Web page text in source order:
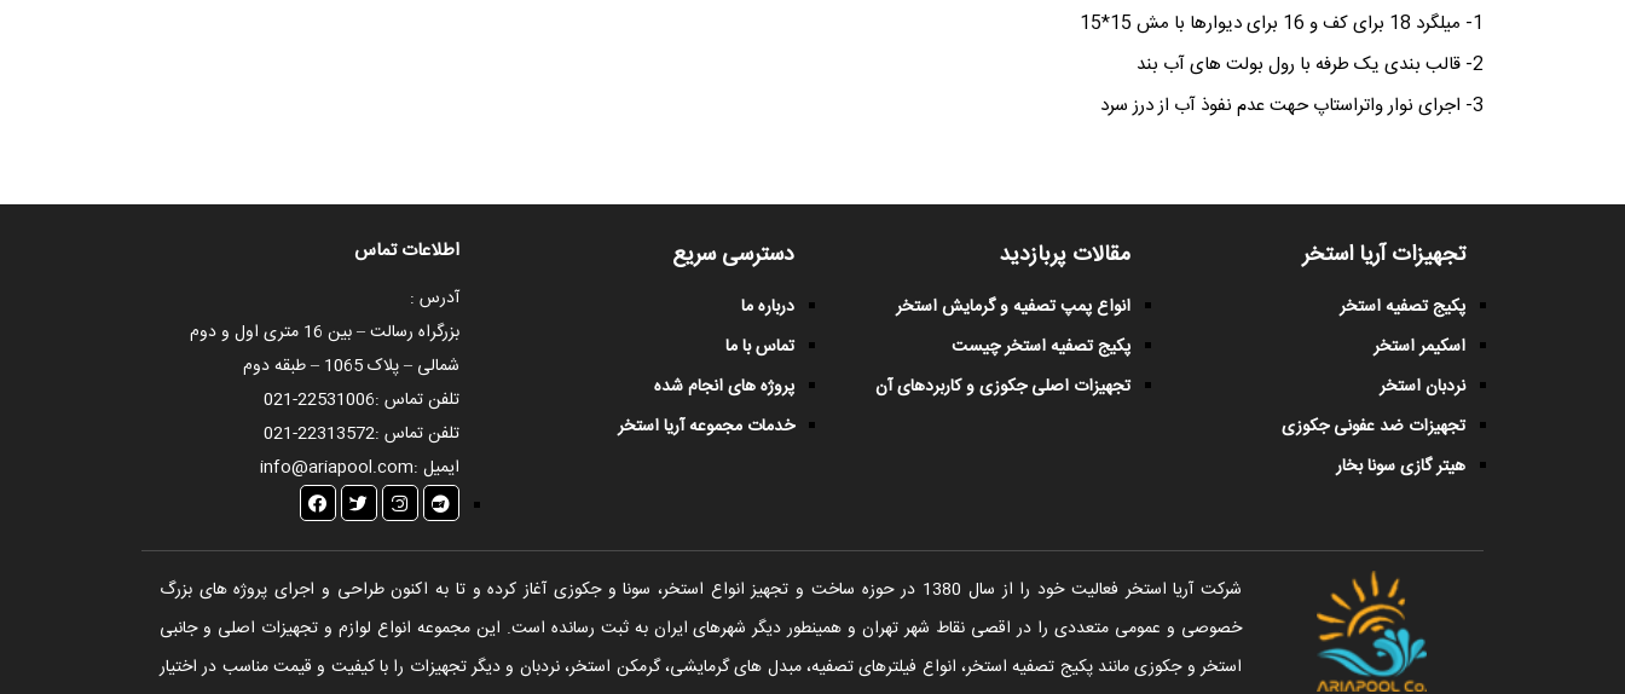
1- میلگرد 18 برای کف و 16 برای دیوارها با مش 15*15
2- قالب بندی یک طرفه با رول بولت های آب بند
3- اجرای نوار واتراستاپ حهت عدم نفوذ آب از درز سرد
تجهیزات آریا استخر
پکیج تصفیه استخر
اسکیمر استخر
نردبان استخر
تجهیزات ضد عفونی جکوزی
هیتر گازی سونا بخار
مقالات پربازدید
انواع پمپ تصفیه و گرمایش استخر
پکیج تصفیه استخر چیست
تجهیزات اصلی جکوزی و کاربردهای آن
دسترسی سریع
درباره ما
تماس با ما
پروژه های انجام شده
خدمات مجموعه آریا استخر
اطلاعات تماس
آدرس :
بزرگراه رسالت – بین 16 متری اول و دوم
شمالی – پلاک 1065 – طبقه دوم
تلفن تماس :021-22531006
تلفن تماس :021-22313572
ایمیل :info@ariapool.com
شرکت آریا استخر فعالیت خود را از سال 1380 در حوزه ساخت و تجهیز انواع استخر، سونا و جکوزی آغاز کرده و تا به اکنون طراحی و اجرای پروژه های بزرگ
خصوصی و عمومی متعددی را در اقصی نقاط شهر تهران و همینطور دیگر شهرهای ایران به ثبت رسانده است. این مجموعه انواع لوازم و تجهیزات اصلی و جانبی
استخر و جکوزی مانند پکیج تصفیه استخر، انواع فیلترهای تصفیه، مبدل های گرمایشی، گرمکن استخر، نردبان و دیگر تجهیزات را با کیفیت و قیمت مناسب در اختیار